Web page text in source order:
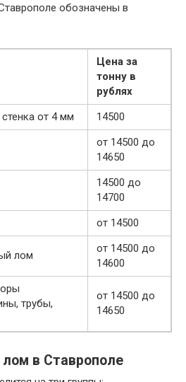
обозначены в
Цена за
тонну в
рублях
от 4 мм
14500
от 14500 до
14650
14500 до
14700
от 14500
лом
от 14500 до
14600
трубы,
от 14500 до
14650
в Ставрополе